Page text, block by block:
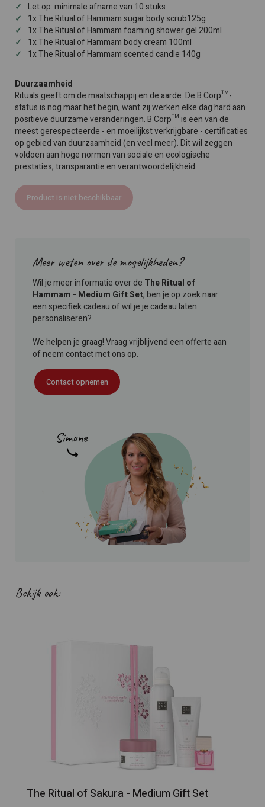
Let op: minimale afname van 10 stuks
1x The Ritual of Hammam sugar body scrub125g
1x The Ritual of Hammam foaming shower gel 200ml
1x The Ritual of Hammam body cream 100ml
1x The Ritual of Hammam scented candle 140g
Duurzaamheid
Rituals geeft om de maatschappij en de aarde. De B Corp™-
status is nog maar het begin, want zij werken elke dag hard aan
positieve duurzame veranderingen. B Corp™ is een van de
meest gerespecteerde - en moeilijkst verkrijgbare - certificaties
op gebied van duurzaamheid (en veel meer). Dit wil zeggen
voldoen aan hoge normen van sociale en ecologische
prestaties, transparantie en verantwoordelijkheid.
Product is niet beschikbaar
Meer weten over de mogelijkheden?
Wil je meer informatie over de The Ritual of
Hammam - Medium Gift Set, ben je op zoek naar
een specifiek cadeau of wil je je cadeau laten
personaliseren?
We helpen je graag! Vraag vrijblijvend een offerte aan
of neem contact met ons op.
Contact opnemen
Bekijk ook:
The Ritual of Sakura - Medium Gift Set